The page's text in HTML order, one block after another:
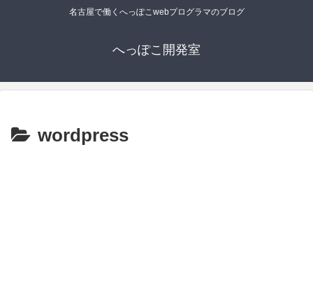
名古屋で働くへっぽこwebプログラマのブログ
へっぽこ開発室
wordpress